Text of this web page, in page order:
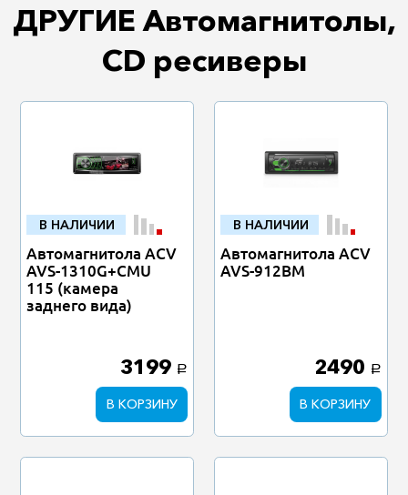
ДРУГИЕ Автомагнитолы,
CD ресиверы
В НАЛИЧИИ
Автомагнитола ACV
AVS-1310G+CMU
115 (камера
заднего вида)
3199 a
В КОРЗИНУ
В НАЛИЧИИ
Автомагнитола ACV
AVS-912BM
2490 a
В КОРЗИНУ